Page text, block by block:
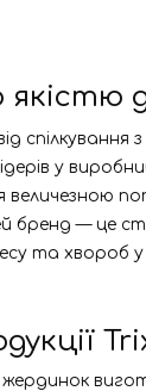
якістю
у
бренд —
та хвороб
жердинок